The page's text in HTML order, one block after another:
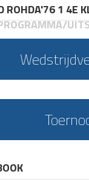
ROHDA'76 1 4E